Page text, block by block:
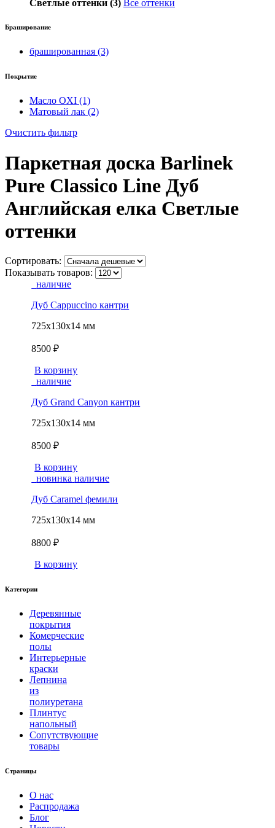
Светлые оттенки (3) Все оттенки
Браширование
брашированная (3)
Покрытие
Масло OXI (1)
Матовый лак (2)
Очистить фильтр
Паркетная доска Barlinek
Pure Classico Line Дуб
Английская елка Светлые
оттенки
Сортировать:
Показывать товаров:
наличие
Дуб Cappuccino кантри
725x130х14 мм
8500 ₽
В корзину
наличие
Дуб Grand Canyon кантри
725x130х14 мм
8500 ₽
В корзину
новинка наличие
Дуб Caramel фемили
725x130х14 мм
8800 ₽
В корзину
Категории
Деревянные
покрытия
Комерческие
полы
Интерьерные
краски
Лепнина
из
полиуретана
Плинтус
напольный
Сопутствующие
товары
Страницы
О нас
Распродажа
Блог